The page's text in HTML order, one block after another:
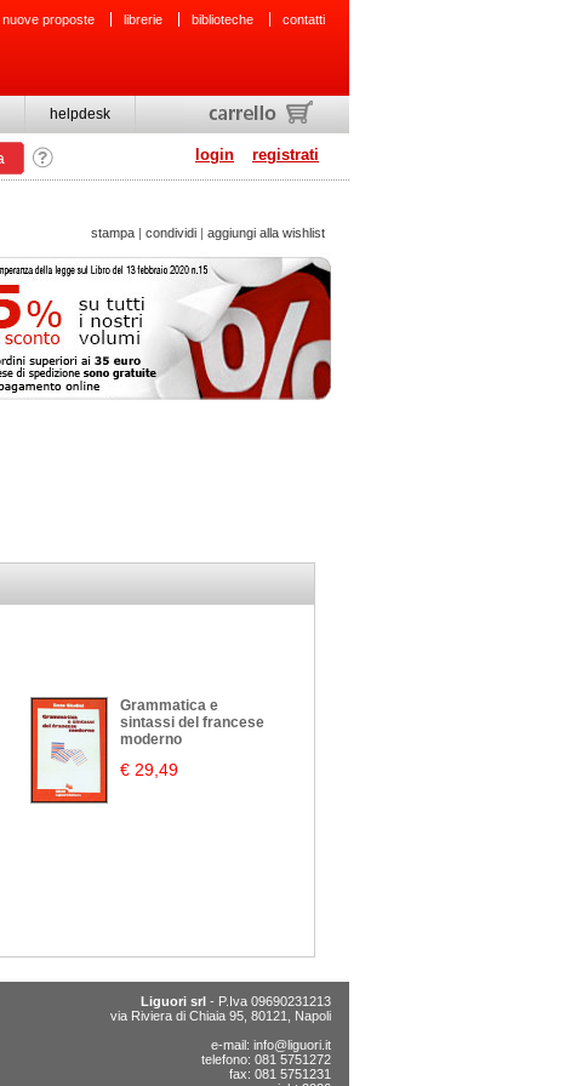
nuove proposte librerie biblioteche contatti
helpdesk
login registrati
stampa | condividi | aggiungi alla wishlist
Grammatica e
sintassi del francese
moderno
€ 29,49
Liguori srl - P.Iva 09690231213
via Riviera di Chiaia 95, 80121, Napoli
e-mail: info@liguori.it
telefono: 081 5751272
fax: 081 5751231